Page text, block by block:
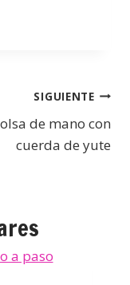
SIGUIENTE
de mano con
cuerda de yute